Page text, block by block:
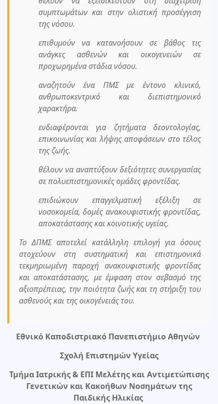
συμπτωμάτων και στην ολιστική προσέγγιση
της νόσου.
επιθυμούν να κατανοήσουν σε βάθος τις
ανάγκες ασθενών και οικογενειών σε
προχωρημένα στάδια νόσου.
αναζητούν ένα ΠΜΣ με έντονο κλινικό,
ανθρωποκεντρικό και διεπιστημονικό
χαρακτήρα.
ενδιαφέρονται για ζητήματα δεοντολογίας,
επικοινωνίας και λήψης αποφάσεων στο τέλος
της ζωής.
θέλουν να αναπτύξουν δεξιότητες συνεργασίας
σε πολυεπιστημονικές ομάδες φροντίδας.
επιδιώκουν επαγγελματική εξέλιξη σε
νοσοκομεία, δομές ανακουφιστικής φροντίδας,
αποκατάστασης και κοινοτικής υγείας.
Το ΔΠΜΣ αποτελεί κατάλληλη επιλογή για όσους
στοχεύουν στη συστηματική και επιστημονικά
τεκμηριωμένη παροχή ανακουφιστικής φροντίδας
και αποκατάστασης, με έμφαση στον σεβασμό της
αξιοπρέπειας, την ποιότητα ζωής και τη στήριξη του
ασθενούς και της οικογένειάς του.
Εθνικό Καποδιστριακό Πανεπιστήμιο Αθηνών
Σχολή Επιστημών Υγείας
Τμήμα Ιατρικής & ΕΠΙ Μελέτης και Αντιμετώπισης
Γενετικών και Κακοήθων Νοσημάτων της
Παιδικής Ηλικίας